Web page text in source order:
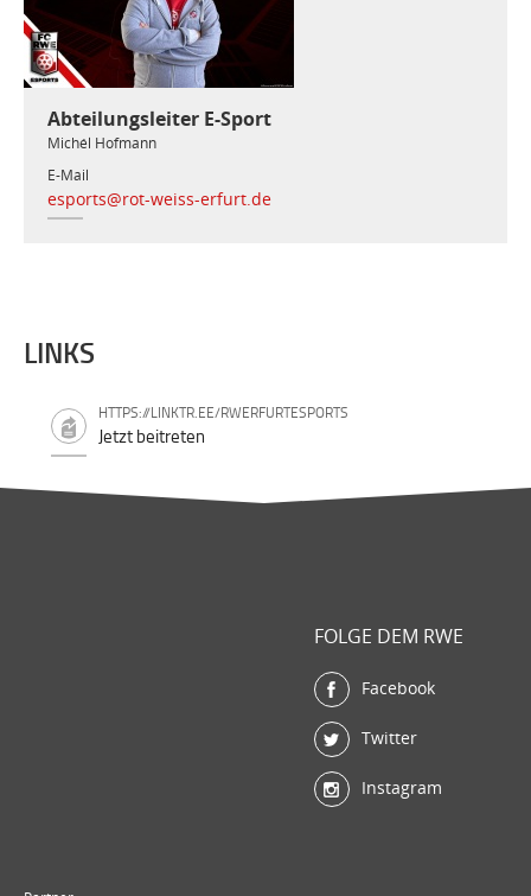
Abteilungsleiter E-Sport
Michél Hofmann
E-Mail
esports@rot-weiss-erfurt.de
LINKS
HTTPS://LINKTR.EE/RWERFURTESPORTS
Jetzt beitreten
FOLGE DEM RWE
Facebook
Twitter
Instagram